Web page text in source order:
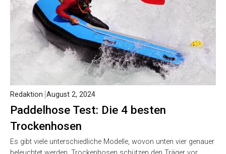
Paddelhose Test: Die 4 besten
Trockenhosen
Redaktion August 2, 2024
Es gibt viele unterschiedliche Modelle, wovon unten vier genauer